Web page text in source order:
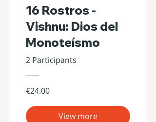
16 Rostros -
Vishnu: Dios del
Monoteísmo
2 Participants
€24.00
View more